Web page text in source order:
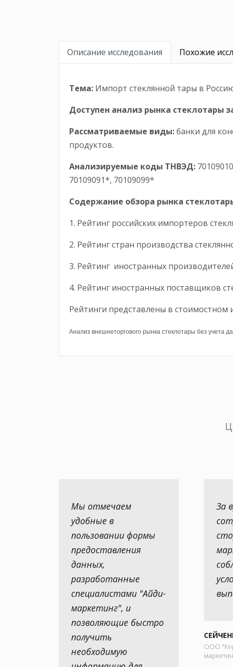
Описание исследования Похожие
Тема: Импорт стеклянной тары в
Доступен анализ рынка стеклотары
Рассматриваемые виды:банки для
продуктов.
Анализируемые коды ТНВЭД:
70109091*, 70109099*
Содержание обзора рынка
1. Рейтинг российских импортеров
2. Рейтинг стран производства
3. Рейтинг иностранных
4. Рейтинг иностранных поставщиков
Рейтинги представлены в
Анализ внешнеторгового рынка стеклотары без учета
Мы отмечаем
удобные в
пользовании формы
предоставления
данных,
разработанные
специалистами "Айди-
маркетинг", и
позволяющие быстро
получить
необходимую
За
ООО